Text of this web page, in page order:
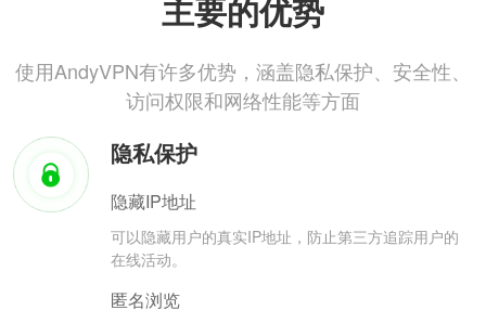
主要的优势
使用AndyVPN有许多优势，涵盖隐私保护、安全性、
访问权限和网络性能等方面
隐私保护
隐藏IP地址
可以隐藏用户的真实IP地址，防止第三方追踪用户的
在线活动。
匿名浏览